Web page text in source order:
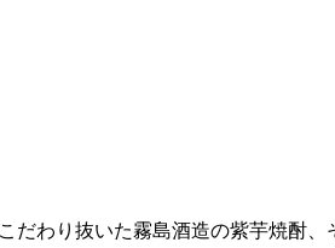
だわり抜いた霧島酒造の紫芋焼酎